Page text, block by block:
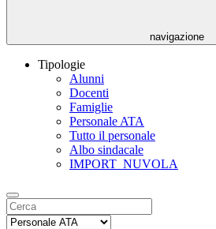
navigazione
Tipologie
Alunni
Docenti
Famiglie
Personale ATA
Tutto il personale
Albo sindacale
IMPORT_NUVOLA